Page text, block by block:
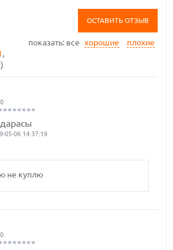
ОСТАВИТЬ ОТЗЫВ
показать: все хорошие плохие
,
)
05-06 14:37:19
не куплю